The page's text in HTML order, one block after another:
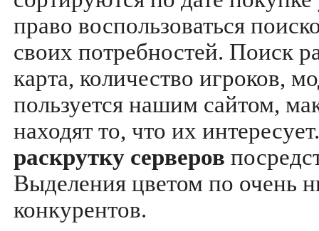
право воспользоваться
своих потребностей. Поиск
карта, количество игроков,
пользуется нашим сайтом,
находят то, что их
раскрутку серверов
Выделения цветом по очень
конкурентов.